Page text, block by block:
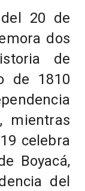
20 de
dos
de
de 1810
mientras
celebra
Boyacá,
del